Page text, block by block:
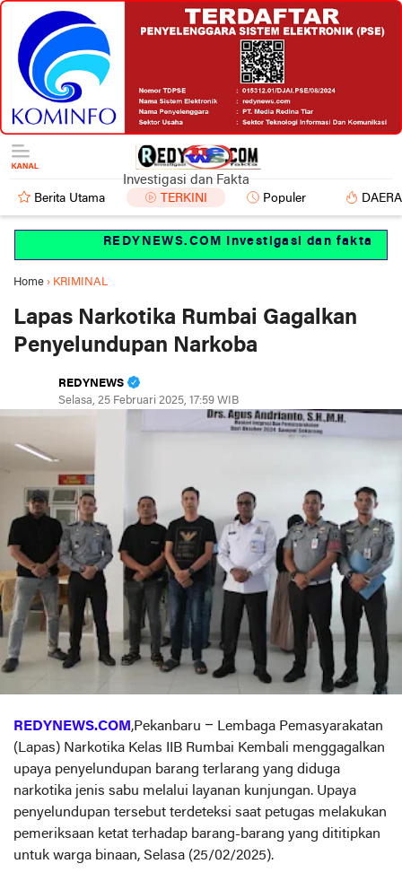
Investigasi dan Fakta
Berita Utama TERKINI Populer
REDYNEWS.COM Investigasi dan fakta
Home › KRIMINAL
Lapas Narkotika Rumbai Gagalkan
Penyelundupan Narkoba
REDYNEWS
Selasa, 25 Februari 2025, 17:59 WIB
REDYNEWS.COM ,Pekanbaru – Lembaga Pemasyarakatan
(Lapas) Narkotika Kelas IIB Rumbai Kembali menggagalkan
upaya penyelundupan barang terlarang yang diduga
narkotika jenis sabu melalui layanan kunjungan. Upaya
penyelundupan tersebut terdeteksi saat petugas melakukan
pemeriksaan ketat terhadap barang-barang yang dititipkan
untuk warga binaan, Selasa (25/02/2025).